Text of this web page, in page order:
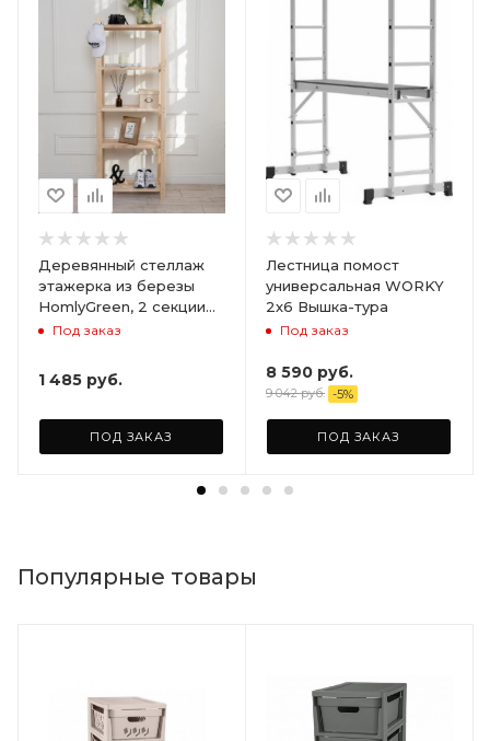
Деревянный стеллаж
этажерка из березы
HomlyGreen, 2 секции
на 5 полок. Размер
Под заказ
1 485 руб.
ПОД ЗАКАЗ
Лестница помост
универсальная WORKY
2х6 Вышка-тура
Под заказ
8 590 руб.
9 042руб. -5%
ПОД ЗАКАЗ
Популярные товары